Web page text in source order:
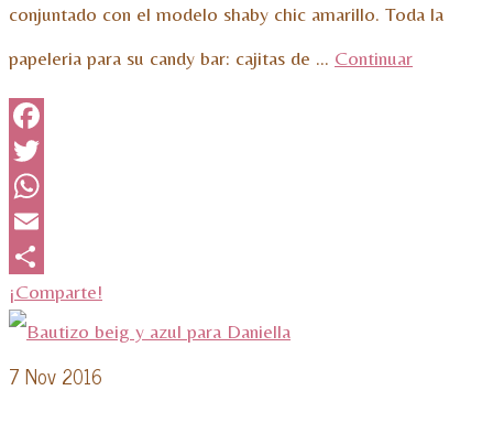
conjuntado con el modelo shaby chic amarillo. Toda la
papeleria para su candy bar: cajitas de … Continuar
Facebook
Twitter
WhatsApp
Email
¡Comparte!
7 Nov 2016